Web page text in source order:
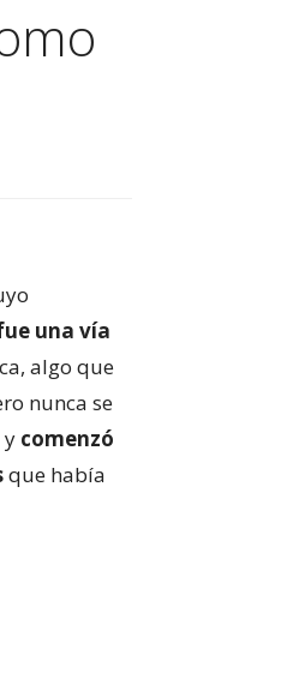
una vía
algo que
nunca se
y comenzó
que había